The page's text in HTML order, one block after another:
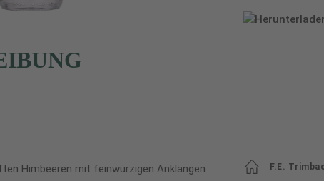
Himbeeren mit feinwürzigen Anklängen
F.E.